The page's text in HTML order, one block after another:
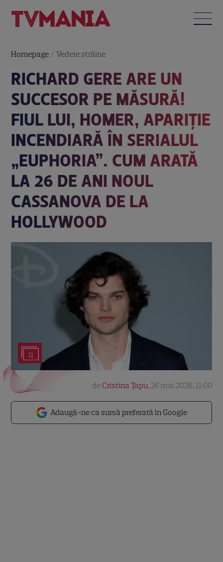
Homepage /Vedete străine
RICHARD GERE ARE UN
SUCCESOR PE MĂSURĂ!
FIUL LUI, HOMER, APARIȚIE
INCENDIARĂ ÎN SERIALUL
„EUPHORIA”. CUM ARATĂ
LA 26 DE ANI NOUL
CASSANOVA DE LA
HOLLYWOOD
11
Adaugă-ne ca sursă preferată în Google
de Cristina Țapu, 26 mai 2026, 11:00